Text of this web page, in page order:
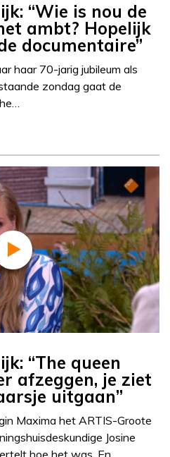
“Wie is nou de
ambt? Hopelijk
documentaire”
haar 70-jarig jubileum als
zondag gaat de
“The queen
afzeggen, je ziet
uitgaan”
Maxima het ARTIS-Groote
Josine